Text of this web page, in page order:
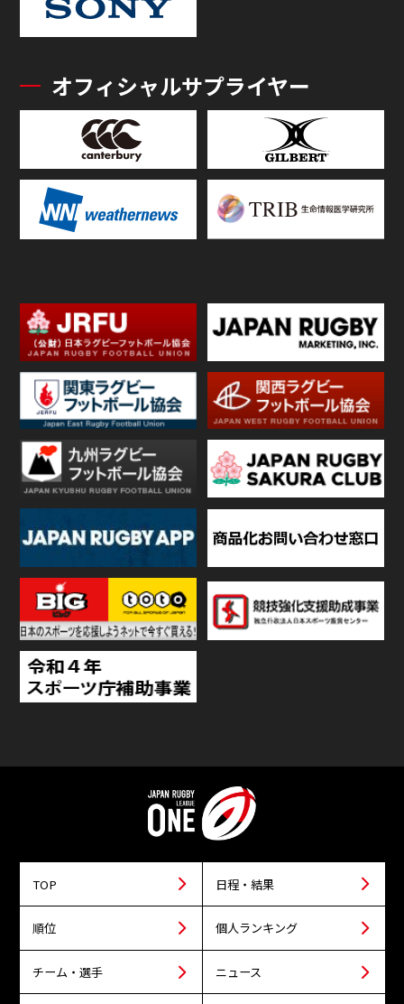
オフィシャルサプライヤー
TOP 日程・結果
順位 個人ランキング
チーム・選手 ニュース